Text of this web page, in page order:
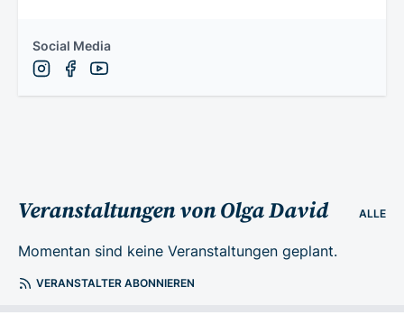
Social Media
Veranstaltungen von Olga David ALLE
Momentan sind keine Veranstaltungen geplant.
VERANSTALTER ABONNIEREN